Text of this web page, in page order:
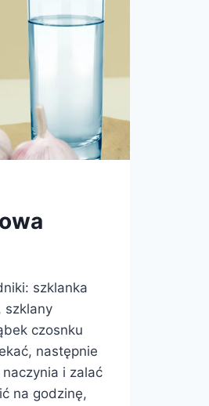
szklanka
szklany
czosnku
następnie
naczynia i zalać
na godzinę,